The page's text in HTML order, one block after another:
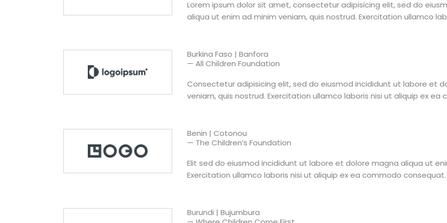
Lorem ipsum dolor sit amet, consectetur adipisicing elit, sed do
aliqua ut enim ad minim veniam, quis nostrud. Exercitation ullamco
Burkina Faso | Banfora
— All Children Foundation
Consectetur adipisicing elit, sed do eiusmod incididunt ut labore et
veniam, quis nostrud. Exercitation ullamco laboris nisi ut aliquip ex
Benin | Cotonou
— The Children’s Foundation
Elit sed do eiusmod incididunt ut labore et dolore magna aliqua ut
Exercitation ullamco laboris nisi ut aliquip ex ea commodo consequat.
Burundi | Bujumbura